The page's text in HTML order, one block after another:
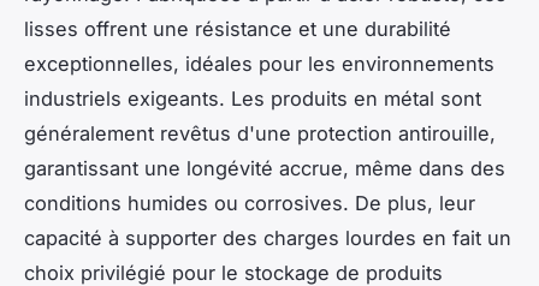
lisses offrent une résistance et une durabilité
exceptionnelles, idéales pour les environnements
industriels exigeants. Les produits en métal sont
généralement revêtus d'une protection antirouille,
garantissant une longévité accrue, même dans des
conditions humides ou corrosives. De plus, leur
capacité à supporter des charges lourdes en fait un
choix privilégié pour le stockage de produits